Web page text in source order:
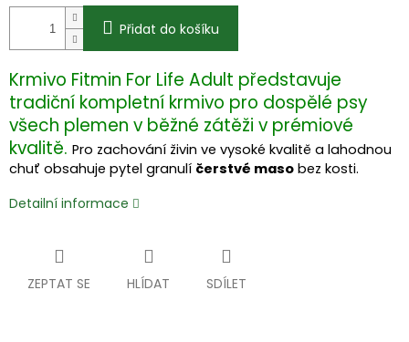
Přidat do košíku
Krmivo Fitmin For Life Adult představuje
tradiční kompletní krmivo pro dospělé psy
všech plemen v běžné zátěži v prémiové
kvalitě. Pro zachování živin ve vysoké kvalitě a lahodnou
chuť obsahuje pytel granulí čerstvé maso bez kosti.
Detailní informace
ZEPTAT SE HLÍDAT SDÍLET